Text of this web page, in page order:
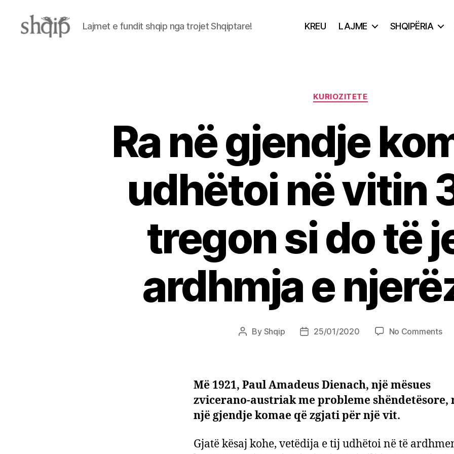
Lajmet e fundit shqip nga trojet Shqiptare! KREU LAJME SHQIPËRIA
Categories
KURIOZITETE
Ra në gjendje
udhëtoi në vitin
tregon si do të
ardhmja e
Post
By Shqip
Post25/01/2020 No Commentson
Më 1921, Paul Amadeus Dienach, një mësues
zvicerano-austriak me probleme shëndetësore,
një gjendje komae që zgjati për një vit.
Gjatë kësaj kohe, vetëdija e tij udhëtoi në të